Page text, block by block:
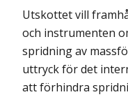
Utskottet vill
och instrumenten
spridning av
uttryck för det
att förhindra